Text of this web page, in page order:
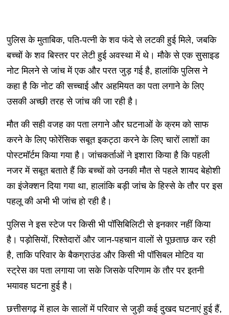
पुलिस के मुताबिक, पति-पत्नी के शव फंदे से लटकी हुई मिले, जबकि
बच्चों के शव बिस्तर पर लेटी हुई अवस्था में थे। मौके से एक सुसाइड
नोट मिलने से जांच में एक और परत जुड़ गई है, हालांकि पुलिस ने
कहा है कि नोट की सच्चाई और अहमियत का पता लगाने के लिए
उसकी अच्छी तरह से जांच की जा रही है।
मौत की सही वजह का पता लगाने और घटनाओं के क्रम को साफ
करने के लिए फोरेंसिक सबूत इकट्ठा करने के लिए चारों लाशों का
पोस्टमॉर्टम किया गया है। जांचकर्ताओं ने इशारा किया है कि पहली
नजर में सबूत बताते हैं कि बच्चों को उनकी मौत से पहले शायद बेहोशी
का इंजेक्शन दिया गया था, हालांकि बड़ी जांच के हिस्से के तौर पर इस
पहलू की अभी भी जांच हो रही है।
पुलिस ने इस स्टेज पर किसी भी पॉसिबिलिटी से इनकार नहीं किया
है। पड़ोसियों, रिश्तेदारों और जान-पहचान वालों से पूछताछ कर रही
है, ताकि परिवार के बैकग्राउंड और किसी भी पॉसिबल मोटिव या
स्ट्रेस का पता लगाया जा सके जिसके परिणाम के तौर पर इतनी
भयावह घटना हुई है।
छत्तीसगढ़ में हाल के सालों में परिवार से जुड़ी कई दुखद घटनाएं हुई हैं,